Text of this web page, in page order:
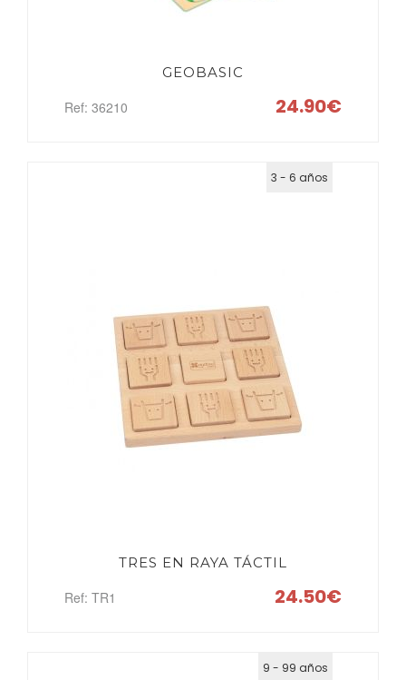
GEOBASIC
Ref: 36210 24.90€
3 - 6 años
TRES EN RAYA TÁCTIL
Ref: TR1 24.50€
9 - 99 años